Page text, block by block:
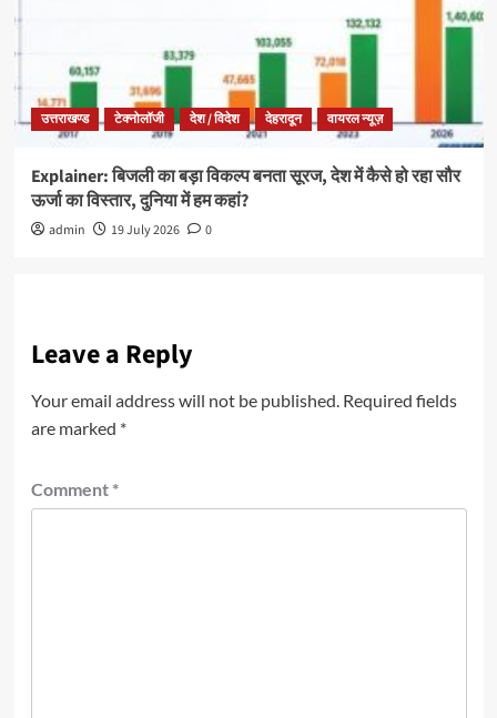
उत्तराखण्ड टेक्नोलॉजी देश / विदेश देहरादून वायरल न्यूज़
Explainer: बिजली का बड़ा विकल्प बनता सूरज, देश में कैसे हो रहा सौर
ऊर्जा का विस्तार, दुनिया में हम कहां?
admin 19 July 2026 0
Leave a Reply
Your email address will not be published. Required fields
are marked *
Comment *